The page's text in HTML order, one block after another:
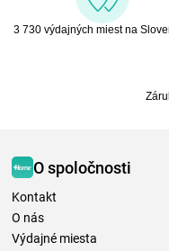
3 730 výdajných miest na
O spoločnosti
Kontakt
O nás
Výdajné miesta